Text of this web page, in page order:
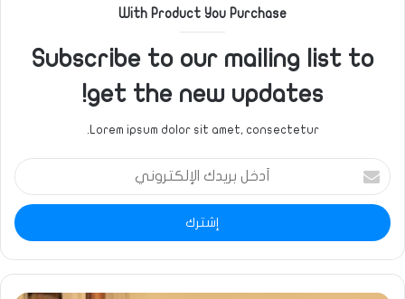
With Product You Purchase
Subscribe to our mailing list to
get the new updates!
Lorem ipsum dolor sit amet, consectetur.
أدخل
بريدك
الإلكتروني